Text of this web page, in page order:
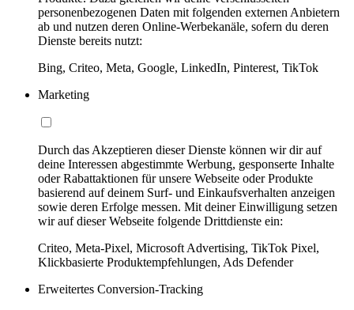
personenbezogenen Daten mit folgenden externen Anbietern
ab und nutzen deren Online-Werbekanäle, sofern du deren
Dienste bereits nutzt:
Bing, Criteo, Meta, Google, LinkedIn, Pinterest, TikTok
Marketing
Durch das Akzeptieren dieser Dienste können wir dir auf
deine Interessen abgestimmte Werbung, gesponserte Inhalte
oder Rabattaktionen für unsere Webseite oder Produkte
basierend auf deinem Surf- und Einkaufsverhalten anzeigen
sowie deren Erfolge messen. Mit deiner Einwilligung setzen
wir auf dieser Webseite folgende Drittdienste ein:
Criteo, Meta-Pixel, Microsoft Advertising, TikTok Pixel,
Klickbasierte Produktempfehlungen, Ads Defender
Erweitertes Conversion-Tracking